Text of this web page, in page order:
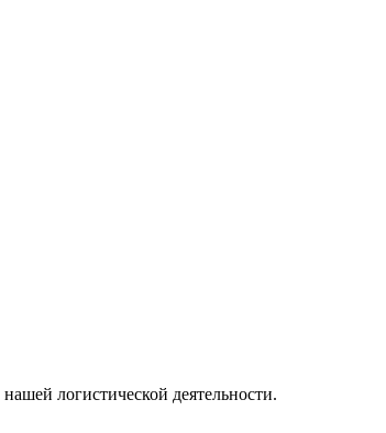
логистической деятельности.